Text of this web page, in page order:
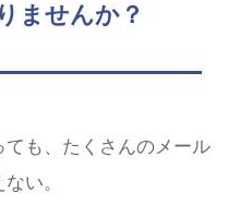
ませんか？
ても、たくさんのメール
い。